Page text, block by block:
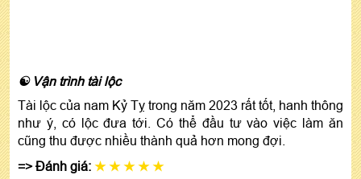
☯ Vận trình tài lộc
Tài lộc của nam Kỷ Tỵ trong năm 2023 rất tốt, hanh thông
như ý, có lộc đưa tới. Có thể đầu tư vào việc làm ăn
cũng thu được nhiều thành quả hơn mong đợi.
=> Đánh giá: ★ ★ ★ ★ ★